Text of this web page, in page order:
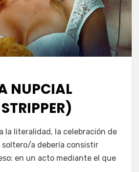
NUPCIAL
en
NUPCIAL
(PSYCHO
la literalidad, la celebración de
soltero/a debería consistir
en un acto mediante el que